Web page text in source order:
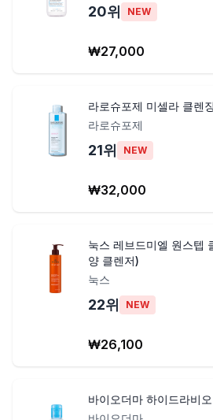
20위 NEW
₩27,000
라로슈포제 미셀라 클렌
라로슈포제
21위 NEW
₩32,000
눅스 레브드미엘 원스텝
양 클렌저)
눅스
22위 NEW
₩26,100
바이오더마 하이드라비